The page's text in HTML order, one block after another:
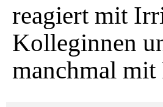
reagiert mit
Kolleginnen
manchmal mit